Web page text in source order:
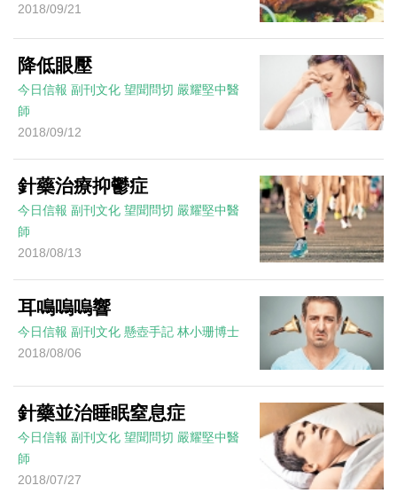
2018/09/21
降低眼壓
今日信報 副刊文化 望聞問切 嚴耀堅中醫
師
2018/09/12
針藥治療抑鬱症
今日信報 副刊文化 望聞問切 嚴耀堅中醫
師
2018/08/13
耳鳴嗚嗚響
今日信報 副刊文化 懸壺手記 林小珊博士
2018/08/06
針藥並治睡眠窒息症
今日信報 副刊文化 望聞問切 嚴耀堅中醫
師
2018/07/27